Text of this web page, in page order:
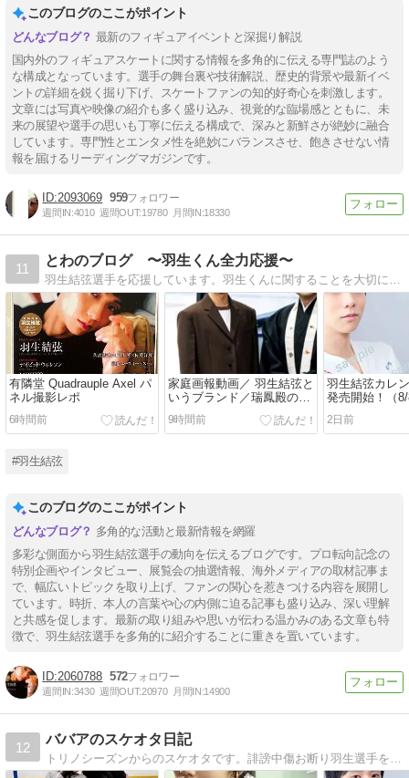
このブログのここがポイント
最新のフィギュアイベントと深掘り解説
国内外のフィギュアスケートに関する情報を多角的に伝える専門誌のよう
な構成となっています。選手の舞台裏や技術解説、歴史的背景や最新イベ
ントの詳細を鋭く掘り下げ、スケートファンの知的好奇心を刺激します。
文章には写真や映像の紹介も多く盛り込み、視覚的な臨場感とともに、未
来の展望や選手の思いも丁寧に伝える構成で、深みと新鮮さが絶妙に融合
しています。専門性とエンタメ性を絶妙にバランスさせ、飽きさせない情
報を届けるリーディングマガジンです。
2093069 959
週間IN:4010 週間OUT:19780 月間IN:18330
11
とわのブログ 〜羽生くん全力応援〜
羽生結弦選手を応援しています。羽生くんに関することを大切に見守りながら、日々語っていきたいと思っています。時々息抜きに旅行のことも書かせてくださいね
有隣堂 Quadrauple Axel パ
ネル撮影レポ
6時間前
家庭画報動画／ 羽生結弦と
いうブランド／瑞鳳殿のふ
きな
9時間前
羽生結弦カレ
発売開始！（
2日前
#羽生結弦
このブログのここがポイント
多角的な活動と最新情報を網羅
多彩な側面から羽生結弦選手の動向を伝えるブログです。プロ転向記念の
特別企画やインタビュー、展覧会の抽選情報、海外メディアの取材記事ま
で、幅広いトピックを取り上げ、ファンの関心を惹きつける内容を展開し
ています。時折、本人の言葉や心の内側に迫る記事も盛り込み、深い理解
と共感を促します。最新の取り組みや思いが伝わる温かみのある文章も特
徴で、羽生結弦選手を多角的に紹介することに重きを置いています。
2060788 572
週間IN:3430 週間OUT:20970 月間IN:14900
12
ババアのスケオタ日記